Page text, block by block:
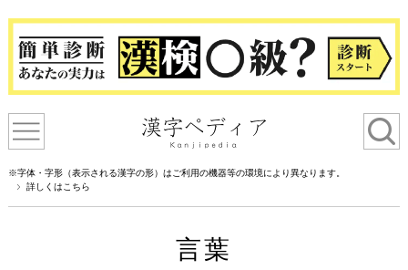
※字体・字形（表示される漢字の形）はご利用の機器等の環境により異なります。
詳しくはこちら
言葉